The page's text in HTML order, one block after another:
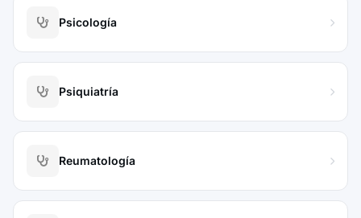
Psicología
Psiquiatría
Reumatología